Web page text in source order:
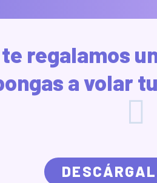
regalamos
a volar